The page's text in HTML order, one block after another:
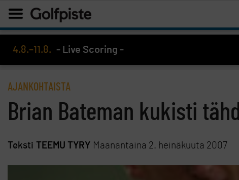
4.8.–11.8. - Live Scoring -
AJANKOHTAISTA
Brian Bateman kukisti
Teksti TEEMU TYRY Maanantaina 2. heinäkuuta 2007